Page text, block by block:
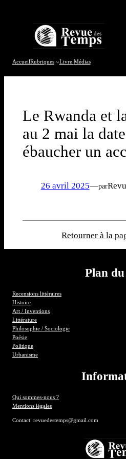
AccueilRubriques Livre Médias
Le Rwanda et
au 2 mai la
ébaucher un
26 avril 2025—par
Retourner à la
Plan
Recensions littéraires
Histoire
Art / Inventions
Littérature
Philosophie / Sociologie
Poésie
Politique
Urbanisme
Qui sommes-nous ?
Mentions légales
Contact: revuedestemps@gmail.com